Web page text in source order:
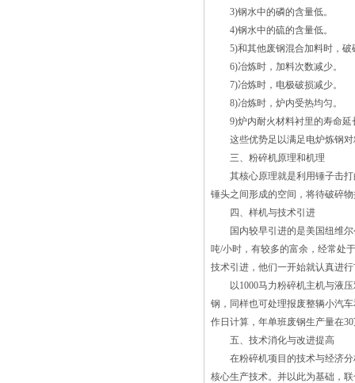
3)钢水中的磷的含量低。
4)钢水中的硫的含量低。
5)和其他废钢混合加料时，破
6)冶炼时，加料次数减少。
7)冶炼时，电极破损减少。
8)冶炼时，炉内受热均匀。
9)炉内耐火材料衬里的寿命延
这些优势足以满足电炉炼钢对
三、粉碎机原理和机理
其核心原理就是利用锤子击打
锤头之间形成的空间，将待破碎
四、样机与技术引进
国内较早引进的是美国纽维尔
吨/小时，有较多的富余，经常处
技术引进，他们一开始就认真进
以1000马力粉碎机主机与液压
钢，同样也可处理报废整辆小汽
作日计算，年单班废钢生产量在
五、技术消化与改进提高
在粉碎机项目的技术与经济分
核心生产技术。并以此为基础，